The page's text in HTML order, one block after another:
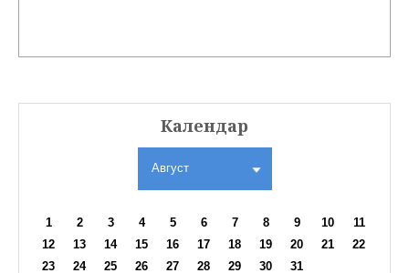
Календар
Август
1 2 3 4 5 6 7 8 9 10
11
12
13 14 15 16 17 18 19 20 21
22
23
24 25 26 27 28 29 30 31